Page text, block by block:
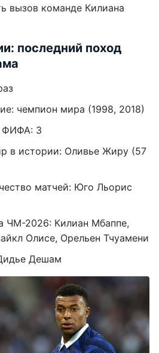
вызов команде Килиана
последний поход
чемпион мира (1998, 2018)
ФИФА: 3
в истории: Оливье Жиру (57
матчей: Юго Льорис
ЧМ-2026: Килиан Мбаппе,
Олисе, Орельен Тчуамени
Дешам